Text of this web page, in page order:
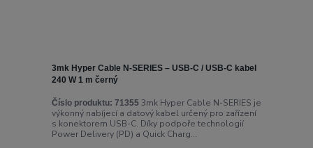
3mk Hyper Cable N-SERIES – USB-C / USB-C kabel
240 W 1 m černý
Číslo produktu: 71355 3mk Hyper Cable N-SERIES je
výkonný nabíjecí a datový kabel určený pro zařízení
s konektorem USB-C. Díky podpoře technologií
Power Delivery (PD) a Quick Charg...